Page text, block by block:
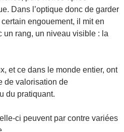
Dans l’optique donc de garder
engouement, il mit en
un rang, un niveau visible : la
et ce dans le monde entier, ont
de valorisation de
du pratiquant.
ci peuvent par contre variées